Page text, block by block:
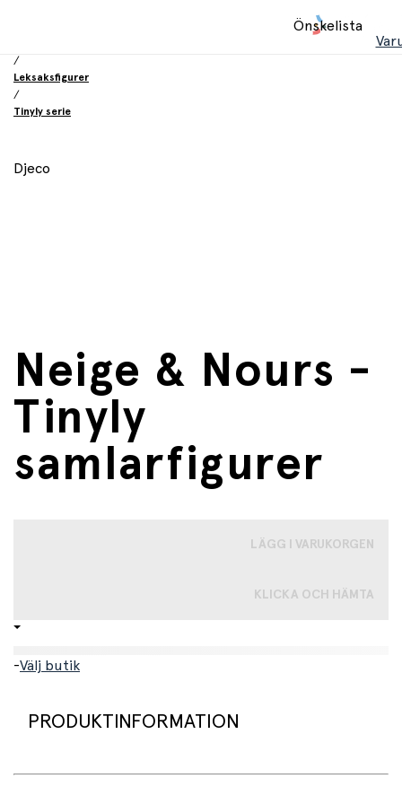
Önskelista
/
Leksaksfigurer
/
Tinyly serie
Djeco
Neige & Nours -
Tinyly
samlarfigurer
LÄGG I VARUKORGEN
KLICKA OCH HÄMTA
-Välj butik
PRODUKTINFORMATION